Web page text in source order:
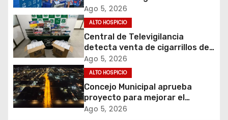
ó
n
d
e
e
de Apoyos y Cuidados
Ago 5, 2026
ALTO HOSPICIO
Central de Televigilancia
detecta venta de cigarrillos de
contrabando y permite
incautación de más de 3 mil
cajetillas
Ago 5, 2026
ALTO HOSPICIO
Concejo Municipal aprueba
proyecto para mejorar el
alumbrado público del sector El
Ago 5, 2026